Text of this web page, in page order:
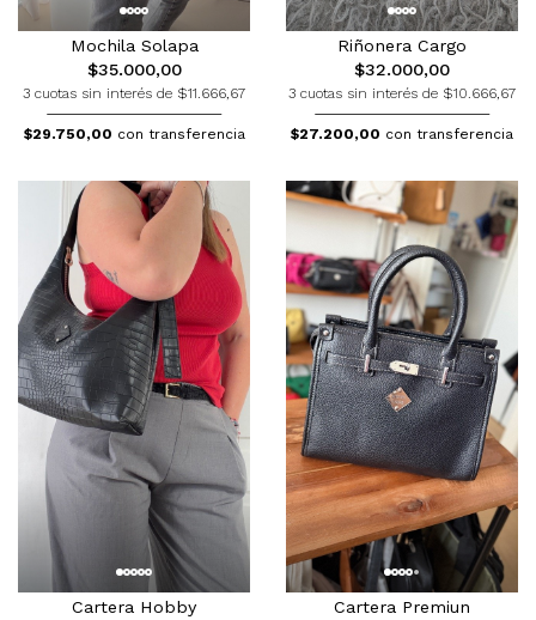
Mochila Solapa
$35.000,00
3 cuotas sin interés de $11.666,67
$29.750,00 con transferencia
Riñonera Cargo
$32.000,00
3 cuotas sin interés de $10.666,67
$27.200,00 con transferencia
Cartera Hobby
Cartera Premiun